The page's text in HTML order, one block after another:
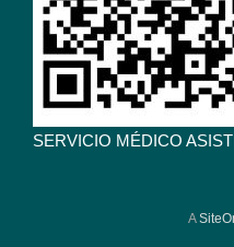
SERVICIO MÉDICO
A